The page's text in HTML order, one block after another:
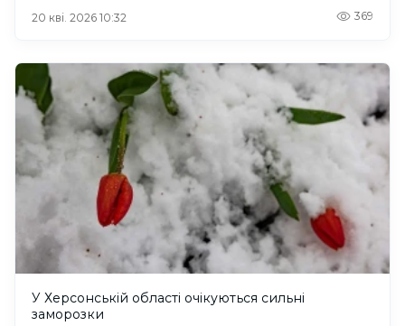
20 кві. 2026 10:32 369
У Херсонській області очікуються сильні
заморозки